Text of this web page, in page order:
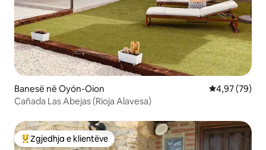
Banesë në Oyón-Oion Vlerësimi
4,97 (79)
Cañada Las Abejas (Rioja Alavesa)
Më të mirat e zgjedhjeve të klientëve
Zgjedhja e klientëve